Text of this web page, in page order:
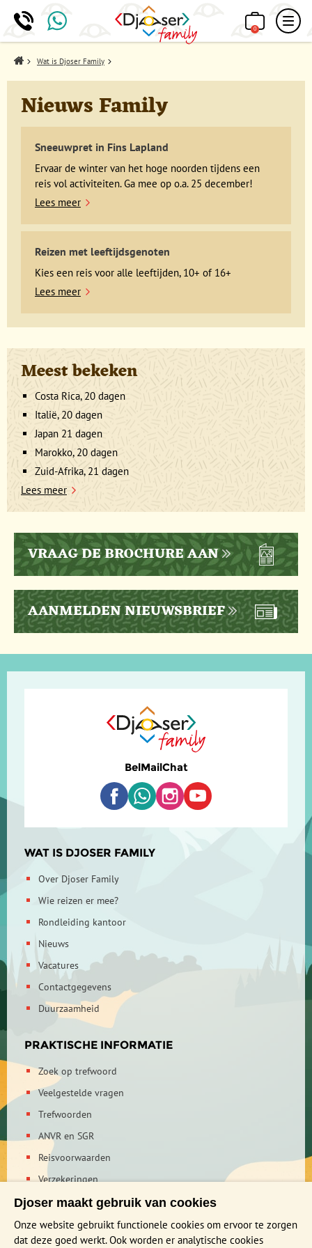
0
Home Wat is Djoser Family
Nieuws Family
Sneeuwpret in Fins Lapland
Ervaar de winter van het hoge noorden tijdens een
reis vol activiteiten. Ga mee op o.a. 25 december!
Lees meer
Reizen met leeftijdsgenoten
Kies een reis voor alle leeftijden, 10+ of 16+
Lees meer
Meest bekeken
Costa Rica, 20 dagen
Italië, 20 dagen
Japan 21 dagen
Marokko, 20 dagen
Zuid-Afrika, 21 dagen
Lees meer
VRAAG DE BROCHURE AAN
AANMELDEN NIEUWSBRIEF
BelMailChat
WAT IS DJOSER FAMILY
Over Djoser Family
Wie reizen er mee?
Rondleiding kantoor
Nieuws
Vacatures
Contactgegevens
Duurzaamheid
PRAKTISCHE INFORMATIE
Zoek op trefwoord
Veelgestelde vragen
Trefwoorden
ANVR en SGR
Reisvoorwaarden
Verzekeringen
Reis en boek met Djoser zekerheid
Privacy verklaring
Djoser maakt gebruik van cookies
Onze website gebruikt functionele cookies om ervoor te zorgen
dat deze goed werkt. Ook worden er analytische cookies